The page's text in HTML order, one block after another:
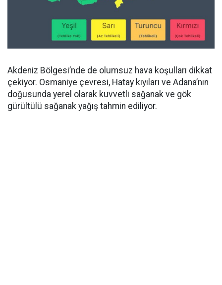
Akdeniz Bölgesi’nde de olumsuz hava koşulları dikkat
çekiyor. Osmaniye çevresi, Hatay kıyıları ve Adana’nın
doğusunda yerel olarak kuvvetli sağanak ve gök
gürültülü sağanak yağış tahmin ediliyor.